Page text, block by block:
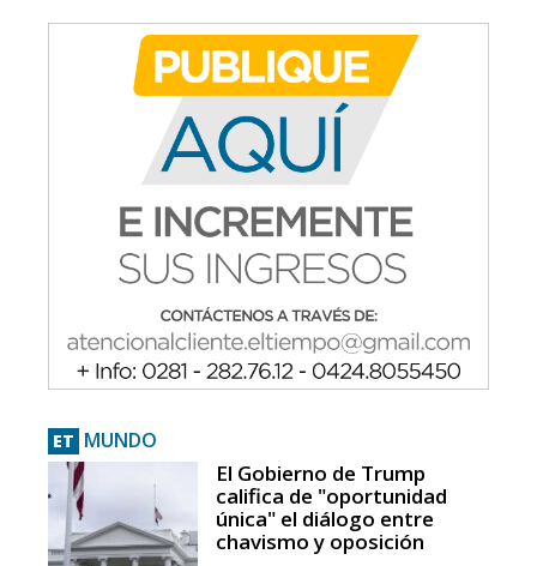
ET MUNDO
El Gobierno de Trump
califica de "oportunidad
única" el diálogo entre
chavismo y oposición